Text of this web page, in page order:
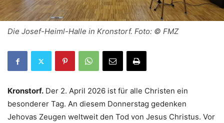
Die Josef-Heiml-Halle in Kronstorf. Foto: © FMZ
Kronstorf. Der 2. April 2026 ist für alle Christen ein
besonderer Tag. An diesem Donnerstag gedenken
Jehovas Zeugen weltweit den Tod von Jesus Christus. Vor